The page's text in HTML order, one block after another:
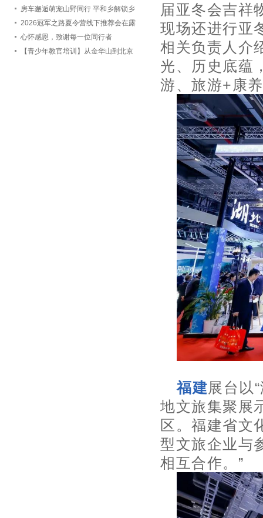
会TOP计划企业代表团赴郑州实地考
察洽谈
房车邂逅萌宠山野同行 平和乡解锁乡
村露营文旅新赛道
2026冠军之路夏令营线下推荐会在露
营之家金华全球供应链中心举办
心怀感恩，致谢每一位同行者
【青少年教官培训】从金华山到北京
届亚冬会吉祥
现场还进行亚
相关负责人介
光、历史底蕴
游、旅游+康
福建展台以
地文旅集聚展
区。福建省文
型文旅企业与
相互合作。”